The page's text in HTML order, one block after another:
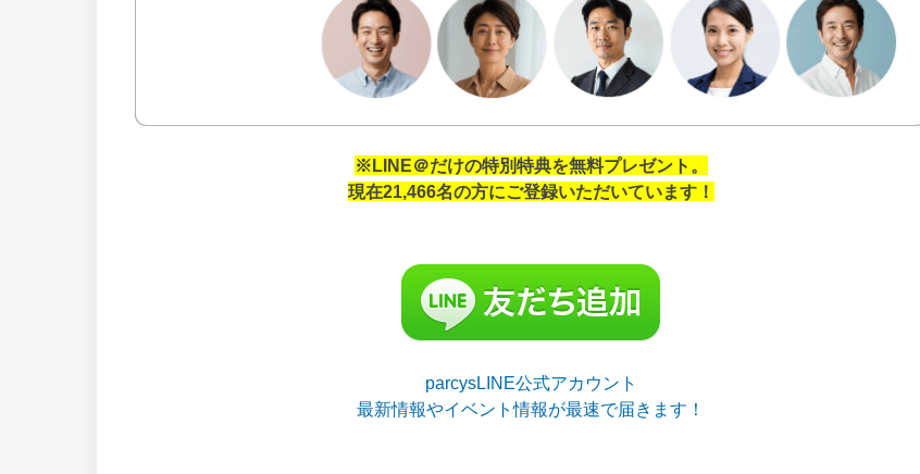
※LINE＠だけの特別特典を無料プレゼント。
現在21,466名の方にご登録いただいています！
parcysLINE公式アカウント
最新情報やイベント情報が最速で届きます！